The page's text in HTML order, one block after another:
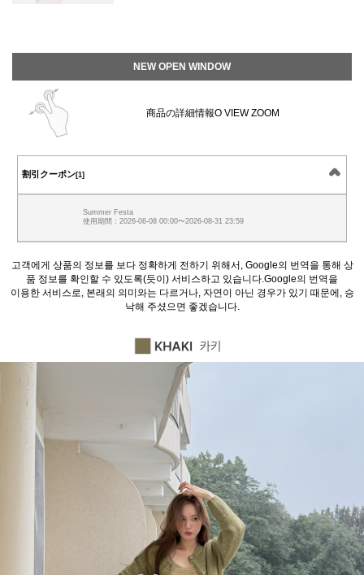
NEW OPEN WINDOW
商品の詳細情報O VIEW ZOOM
割引クーポン[1]
Summer Festa
使用期間：2026-06-08 00:00〜2026-08-31 23:59
고객에게 상품의 정보를 보다 정확하게 전하기 위해서, Google의 번역을 통해 상
품 정보를 확인할 수 있도록(듯이) 서비스하고 있습니다.Google의 번역을
이용한 서비스로, 본래의 의미와는 다르거나, 자연이 아닌 경우가 있기 때문에, 승
낙해 주셨으면 좋겠습니다.